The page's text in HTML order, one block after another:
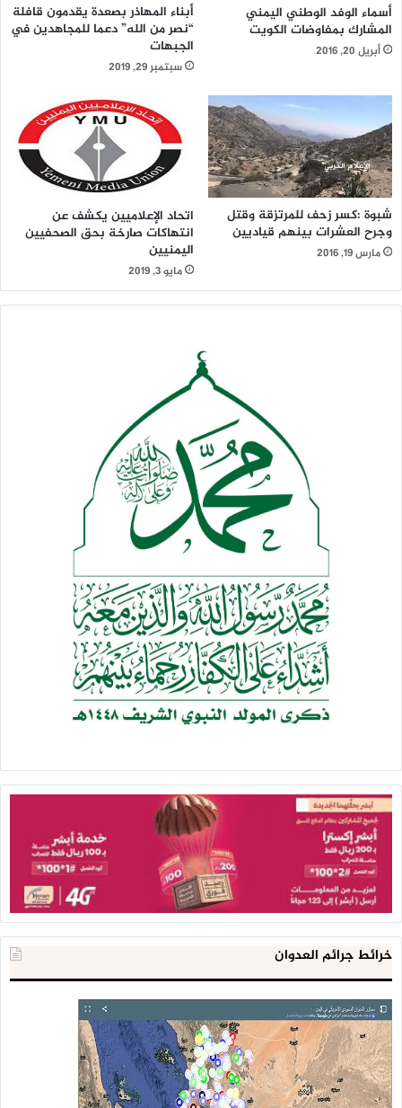
أسماء الوفد الوطني اليمني
المشارك بمفاوضات الكويت
أبريل 20, 2016
أبناء المهاذر بصعدة يقدمون قافلة
“نصر من الله” دعما للمجاهدين في
الجبهات
سبتمبر 29, 2019
شبوة :كسر زحف للمرتزقة وقتل
وجرح العشرات بينهم قياديين
مارس 19, 2016
اتحاد الإعلاميين يكشف عن
انتهاكات صارخة بحق الصحفيين
اليمنيين
مايو 3, 2019
خرائط جرائم العدوان